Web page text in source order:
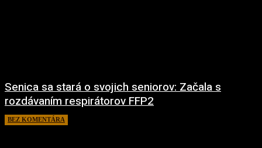
Senica sa stará o svojich seniorov: Začala s
rozdávaním respirátorov FFP2
BEZ KOMENTÁRA